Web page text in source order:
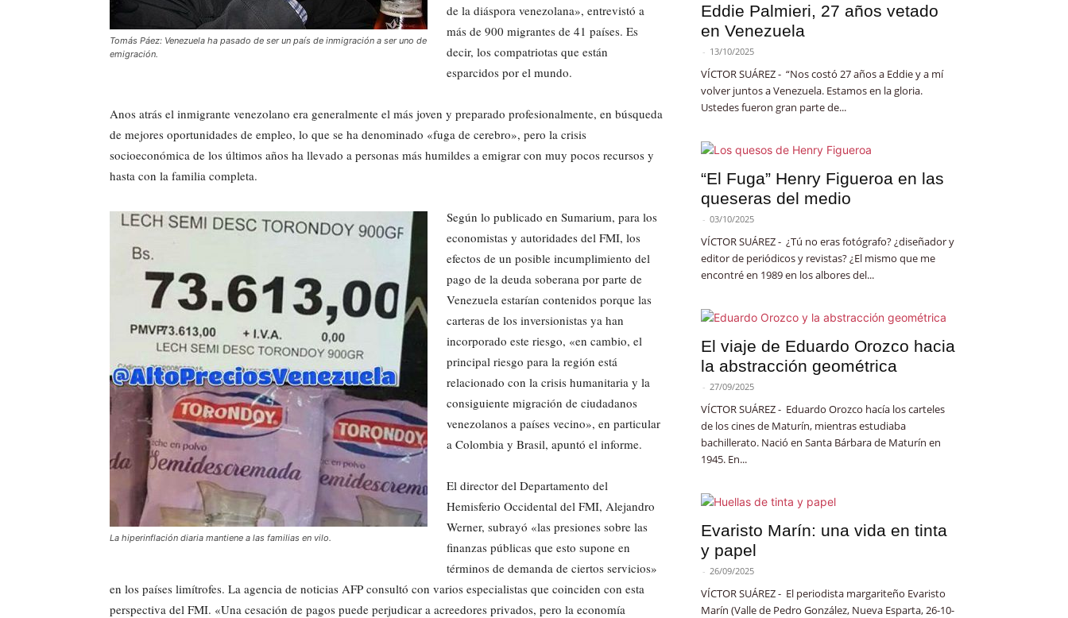
Tomás Páez: Venezuela ha pasado de ser un país de inmigración a ser uno de
emigración.
de la diáspora venezolana», entrevistó a
más de 900 migrantes de 41 países. Es
decir, los compatriotas que están
esparcidos por el mundo.
Anos atrás el inmigrante venezolano era generalmente el más joven y preparado profesionalmente, en búsqueda
de mejores oportunidades de empleo, lo que se ha denominado «fuga de cerebro», pero la crisis
socioeconómica de los últimos años ha llevado a personas más humildes a emigrar con muy pocos recursos y
hasta con la familia completa.
La hiperinflación diaria mantiene a las familias en vilo.
Según lo publicado en Sumarium, para los
economistas y autoridades del FMI, los
efectos de un posible incumplimiento del
pago de la deuda soberana por parte de
Venezuela estarían contenidos porque las
carteras de los inversionistas ya han
incorporado este riesgo, «en cambio, el
principal riesgo para la región está
relacionado con la crisis humanitaria y la
consiguiente migración de ciudadanos
venezolanos a países vecino», en particular
a Colombia y Brasil, apuntó el informe.
El director del Departamento del
Hemisferio Occidental del FMI, Alejandro
Werner, subrayó «las presiones sobre las
finanzas públicas que esto supone en
términos de demanda de ciertos servicios»
en los países limítrofes. La agencia de noticias AFP consultó con varios especialistas que coinciden con esta
perspectiva del FMI. «Una cesación de pagos puede perjudicar a acreedores privados, pero la economía
Eddie Palmieri, 27 años vetado
en Venezuela
- 13/10/2025
VÍCTOR SUÁREZ - “Nos costó 27 años a Eddie y a mí
volver juntos a Venezuela. Estamos en la gloria.
Ustedes fueron gran parte de...
“El Fuga” Henry Figueroa en las
queseras del medio
- 03/10/2025
VÍCTOR SUÁREZ - ¿Tú no eras fotógrafo? ¿diseñador y
editor de periódicos y revistas? ¿El mismo que me
encontré en 1989 en los albores del...
El viaje de Eduardo Orozco hacia
la abstracción geométrica
- 27/09/2025
VÍCTOR SUÁREZ - Eduardo Orozco hacía los carteles
de los cines de Maturín, mientras estudiaba
bachillerato. Nació en Santa Bárbara de Maturín en
1945. En...
Evaristo Marín: una vida en tinta
y papel
- 26/09/2025
VÍCTOR SUÁREZ - El periodista margariteño Evaristo
Marín (Valle de Pedro González, Nueva Esparta, 26-10-